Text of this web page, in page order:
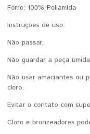
Forro: 100% Poliamida
Instruções de uso:
Não passar.
Não guardar a peça
Não usar amaciantes ou
cloro.
Evitar o contato com
Cloro e bronzeadores